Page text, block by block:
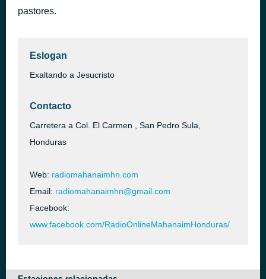
pastores.
Eslogan
Exaltando a Jesucristo
Contacto
Carretera a Col. El Carmen , San Pedro Sula,
Honduras
Web: radiomahanaimhn.com
Email: radiomahanaimhn@gmail.com
Facebook:
www.facebook.com/RadioOnlineMahanaimHonduras/